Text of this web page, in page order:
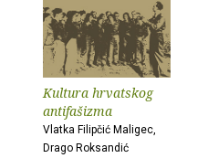
Kultura hrvatskog
antifašizma
Vlatka Filipčić Maligec,
Drago Roksandić